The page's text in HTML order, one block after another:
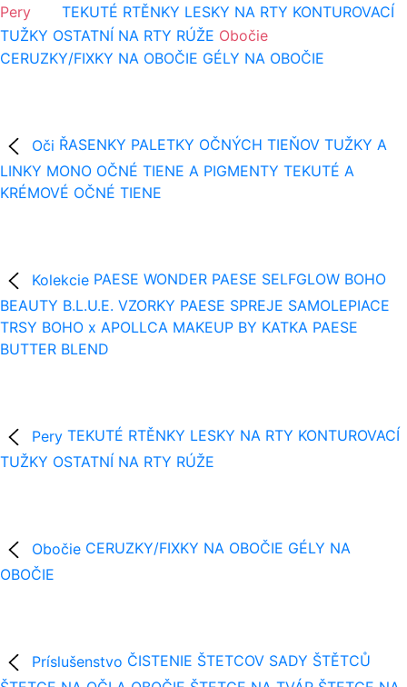
Pery
TEKUTÉ RTĚNKY LESKY NA RTY KONTUROVACÍ
TUŽKY OSTATNÍ NA RTY RÚŽE Obočie
CERUZKY/FIXKY NA OBOČIE GÉLY NA OBOČIE
Oči ŘASENKY PALETKY OČNÝCH TIEŇOV TUŽKY A
LINKY MONO OČNÉ TIENE A PIGMENTY TEKUTÉ A
KRÉMOVÉ OČNÉ TIENE
Kolekcie PAESE WONDER PAESE SELFGLOW BOHO
BEAUTY B.L.U.E. VZORKY PAESE SPREJE SAMOLEPIACE
TRSY BOHO x APOLLCA MAKEUP BY KATKA PAESE
BUTTER BLEND
Pery TEKUTÉ RTĚNKY LESKY NA RTY KONTUROVACÍ
TUŽKY OSTATNÍ NA RTY RÚŽE
Obočie CERUZKY/FIXKY NA OBOČIE GÉLY NA
OBOČIE
Príslušenstvo ČISTENIE ŠTETCOV SADY ŠTĚTCŮ